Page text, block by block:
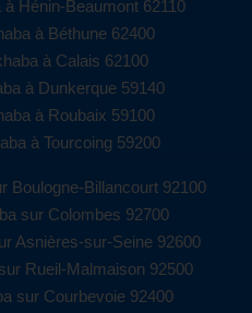
Hénin-Beaumont 62110
à Béthune 62400
à Calais 62100
à Dunkerque 59140
à Roubaix 59100
à Tourcoing 59200
Boulogne-Billancourt 92100
sur Colombes 92700
Asnières-sur-Seine 92600
Rueil-Malmaison 92500
sur Courbevoie 92400